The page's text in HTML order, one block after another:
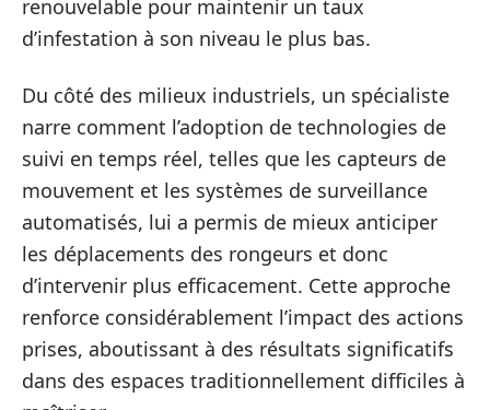
renouvelable pour maintenir un taux
d’infestation à son niveau le plus bas.
Du côté des milieux industriels, un spécialiste
narre comment l’adoption de technologies de
suivi en temps réel, telles que les capteurs de
mouvement et les systèmes de surveillance
automatisés, lui a permis de mieux anticiper
les déplacements des rongeurs et donc
d’intervenir plus efficacement. Cette approche
renforce considérablement l’impact des actions
prises, aboutissant à des résultats significatifs
dans des espaces traditionnellement difficiles à